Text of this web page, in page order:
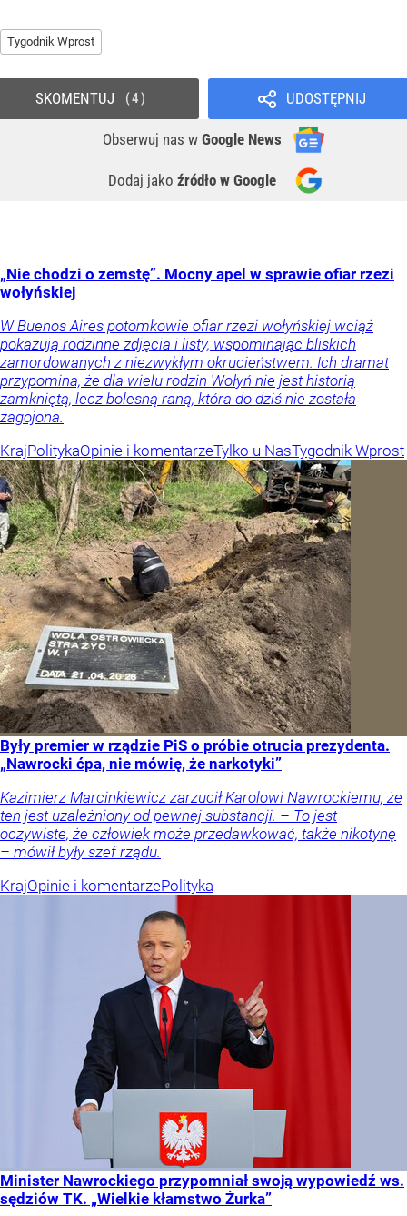
Tygodnik Wprost
UDOSTĘPNIJ
Obserwuj nas w Google News
Dodaj jako źródło w Google
SKOMENTUJ 4
„Nie chodzi o zemstę”. Mocny apel w sprawie ofiar rzezi
wołyńskiej
W Buenos Aires potomkowie ofiar rzezi wołyńskiej wciąż
pokazują rodzinne zdjęcia i listy, wspominając bliskich
zamordowanych z niezwykłym okrucieństwem. Ich dramat
przypomina, że dla wielu rodzin Wołyń nie jest historią
zamkniętą, lecz bolesną raną, która do dziś nie została
zagojona.
KrajPolitykaOpinie i komentarzeTylko u NasTygodnik Wprost
Były premier w rządzie PiS o próbie otrucia prezydenta.
„Nawrocki ćpa, nie mówię, że narkotyki”
Kazimierz Marcinkiewicz zarzucił Karolowi Nawrockiemu, że
ten jest uzależniony od pewnej substancji. – To jest
oczywiste, że człowiek może przedawkować, także nikotynę
– mówił były szef rządu.
KrajOpinie i komentarzePolityka
Minister Nawrockiego przypomniał swoją wypowiedź ws.
sędziów TK. „Wielkie kłamstwo Żurka”